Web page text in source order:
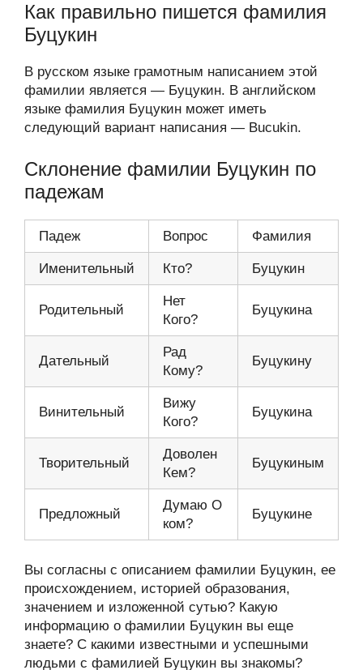
Как правильно пишется фамилия
Буцукин
В русском языке грамотным написанием этой
фамилии является — Буцукин. В английском
языке фамилия Буцукин может иметь
следующий вариант написания — Bucukin.
Склонение фамилии Буцукин по
падежам
Падеж Вопрос Фамилия
Именительный Кто? Буцукин
Родительный
Нет
Кого?
Буцукина
Дательный
Рад
Кому?
Буцукину
Винительный
Вижу
Кого?
Буцукина
Творительный
Доволен
Кем?
Буцукиным
Предложный
Думаю О
ком?
Буцукине
Вы согласны с описанием фамилии Буцукин, ее
происхождением, историей образования,
значением и изложенной сутью? Какую
информацию о фамилии Буцукин вы еще
знаете? С какими известными и успешными
людьми с фамилией Буцукин вы знакомы?